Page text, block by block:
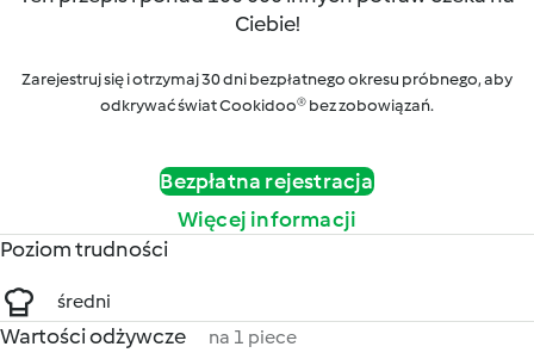
Ciebie!
Zarejestruj się i otrzymaj 30 dni bezpłatnego okresu próbnego, aby
odkrywać świat Cookidoo® bez zobowiązań.
Bezpłatna rejestracja
Więcej informacji
Poziom trudności
średni
Wartości odżywcze na 1 piece